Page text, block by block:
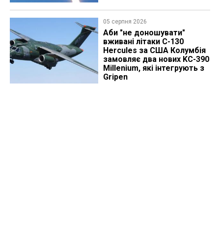
05 серпня 2026
Аби "не доношувати"
вживані літаки C-130
Hercules за США Колумбія
замовляє два нових KC-390
Millenium, які інтегрують з
Gripen